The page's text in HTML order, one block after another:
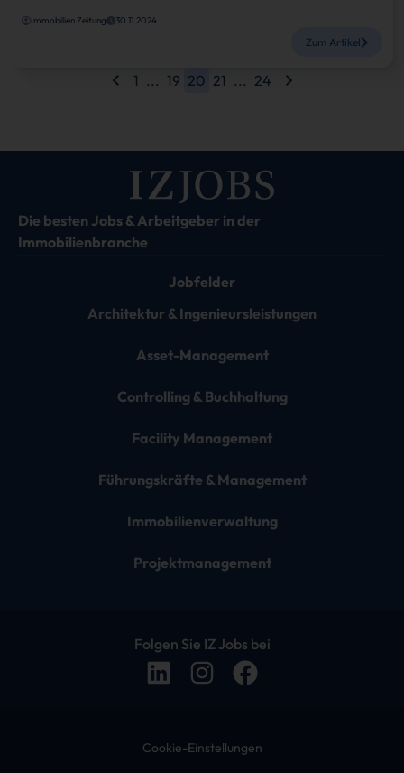
Immobilien Zeitung 30.11.2024
Zum Artikel
1 ... 19 20 21 ... 24
Die besten Jobs & Arbeitgeber in der
Immobilienbranche
Jobfelder
Architektur & Ingenieursleistungen
Asset-Management
Controlling & Buchhaltung
Facility Management
Führungskräfte & Management
Immobilienverwaltung
Projektmanagement
Folgen Sie IZ Jobs bei
Cookie-Einstellungen